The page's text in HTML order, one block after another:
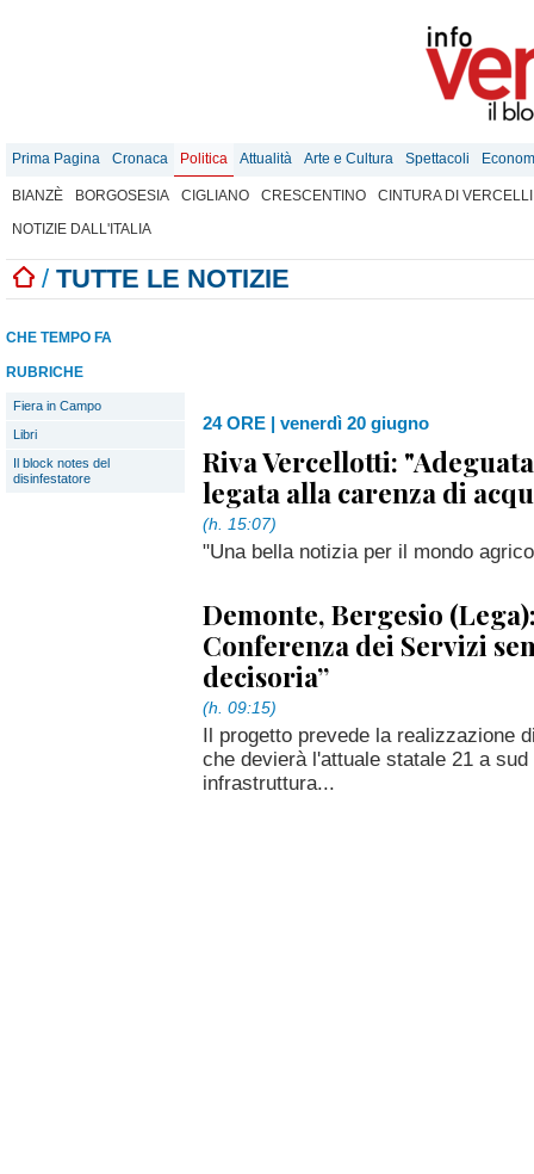
Prima Pagina Cronaca Politica Attualità Arte e Cultura Spettacoli
BIANZÈ BORGOSESIA CIGLIANO CRESCENTINO
CINTURA DI VERCELLI
NOTIZIE DALL'ITALIA
/ TUTTE LE NOTIZIE
CHE TEMPO FA
RUBRICHE
Fiera in Campo
Libri
Il block notes del
disinfestatore
24 ORE | venerdì 20 giugno
Riva Vercellotti:
legata alla carenza di
(h. 15:07)
"Una bella notizia per il mondo
Demonte, Bergesio
Conferenza dei Servizi
decisoria”
(h. 09:15)
Il progetto prevede la realizzazione
che devierà l'attuale statale 21 a
infrastruttura...